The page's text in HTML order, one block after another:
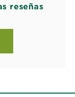
reseñas